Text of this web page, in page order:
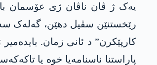
رێخستنێن سڤیل دهێن، گەلەک
کارپێکرن” د ئانی زمان.
پاراستنا ناسنامەیا خوە یا